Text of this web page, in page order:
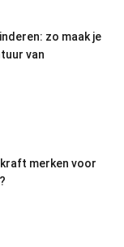
zo maak je
van
merken voor